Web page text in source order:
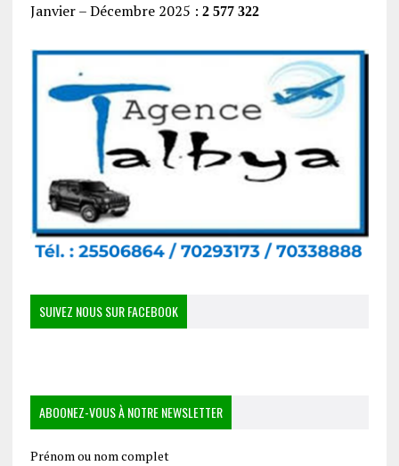
Janvier – Décembre 2025 : 2 577 322
SUIVEZ NOUS SUR FACEBOOK
ABOONEZ-VOUS À NOTRE NEWSLETTER
Prénom ou nom complet